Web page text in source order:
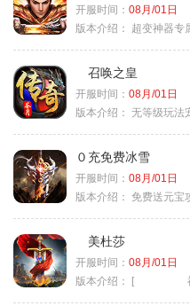
开服时间： 08月/01日
版本介绍：
超变神器专
召唤之皇
开服时间： 08月/01日
版本介绍： 无等级玩法宠
０充免费冰雪
开服时间： 08月/01日
版本介绍： 免费送元宝
美杜莎
开服时间： 08月/01日
版本介绍：
[ 神